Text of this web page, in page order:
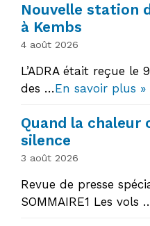
Nouvelle station
à Kembs
4 août 2026
L’ADRA était reçue
des …En savoir plus »
Quand la chaleur
silence
3 août 2026
Revue de presse
SOMMAIRE1 Les vols